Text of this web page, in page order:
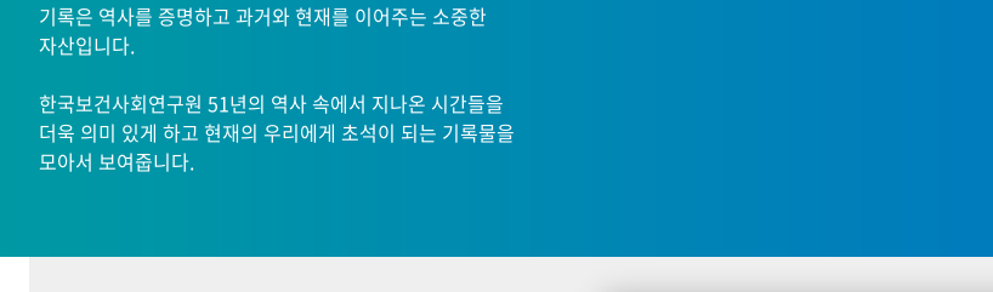
기록은 역사를 증명하고 과거와 현재를 이어주는 소중한
자산입니다.
한국보건사회연구원 51년의 역사 속에서 지나온 시간들을
더욱 의미 있게 하고 현재의 우리에게 초석이 되는 기록물을
모아서 보여줍니다.